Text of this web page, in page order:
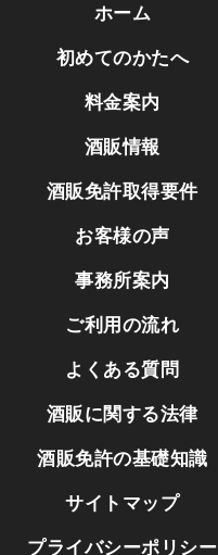
ホーム
初めてのかたへ
料金案内
酒販情報
酒販免許取得要件
お客様の声
事務所案内
ご利用の流れ
よくある質問
酒販に関する法律
酒販免許の基礎知識
サイトマップ
プライバシーポリシー